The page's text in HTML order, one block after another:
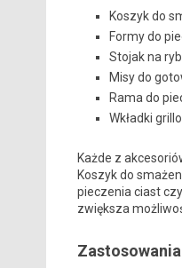
Koszyk do
Formy do
Stojak na
Misy do
Rama do
Wkładki
Każde z
Koszyk do
pieczenia ciast
zwiększa